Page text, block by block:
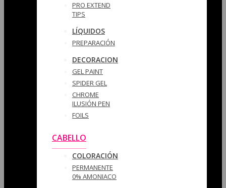
PRO EXTEND
TIPS
LÍQUIDOS
PREPARACIÓN
DECORACION
GEL PAINT
SPIDER GEL
CHROME
ILUSIÓN PEN
FOILS
CABELLO
COLORACIÓN
PERMANENTE
0% AMONIACO